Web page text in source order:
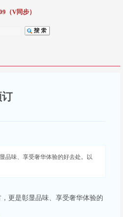
（V同步）
品味、享受奢华体验的好去处。以
更是彰显品味、享受奢华体验的